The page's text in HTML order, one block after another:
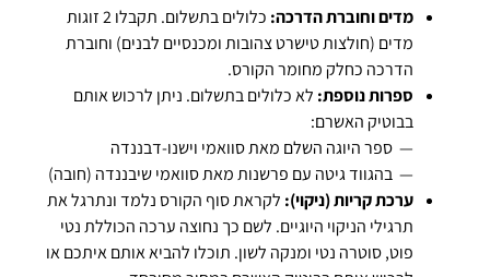
מדים וחוברת הדרכה:
כלולים בתשלום. תקבלו 2 זוגות
מדים (חולצות טישרט צהובות ומכנסיים לבנים) וחוברת
הדרכה כחלק מחומר הקורס.
ספרות נוספת: לא כלולים בתשלום. ניתן לרכוש אותם
בבוטיק האשרם:
— ספר היוגה השלם מאת סוואמי וישנו-דבננדה
— בהגווד גיטה עם פרשנות מאת סוואמי שיבננדה (חובה)
ערכת קריות (ניקוי): לקראת סוף הקורס נלמד ונתרגל את
תרגילי הניקוי היוגיים. לשם כך נחוצה ערכה הכוללת נטי
פוט, סוטרה נטי ומנקה לשון. תוכלו להביא אותם איתכם או